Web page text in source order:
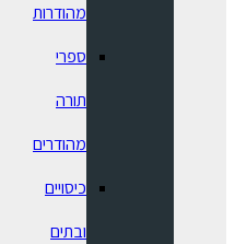
מהודרות
ספרי
תורה
מהודרים
כיסויים
ובתים